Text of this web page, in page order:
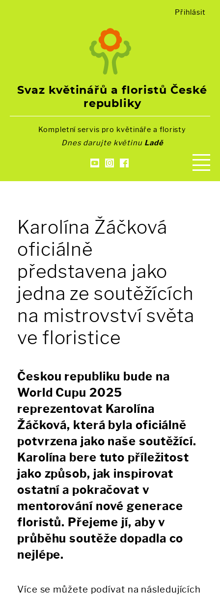
Svaz květinářů a floristů České
republiky
Přihlásit
Kompletní servis pro květináře a floristy
Dnes darujte květinu Ladě
Karolína Žáčková
oficiálně
představena jako
jedna ze soutěžících
na mistrovství světa
ve floristice
Českou republiku bude na
World Cupu 2025
reprezentovat Karolína
Žáčková, která byla oficiálně
potvrzena jako naše soutěžící.
Karolína bere tuto příležitost
jako způsob, jak inspirovat
ostatní a pokračovat v
mentorování nové generace
floristů. Přejeme jí, aby v
průběhu soutěže dopadla co
nejlépe.
Více se můžete podívat na následujících